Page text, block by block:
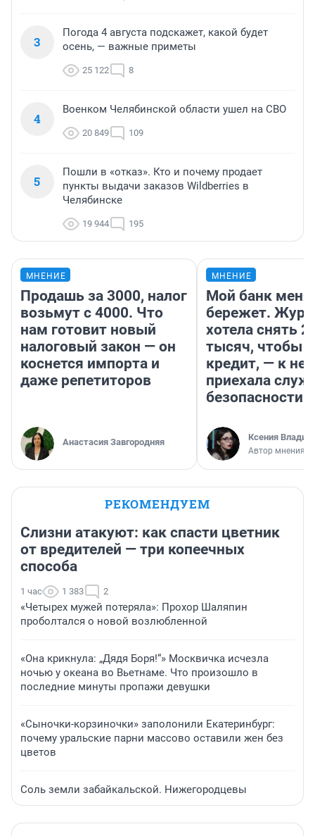
3
Погода 4 августа подскажет, какой будет
осень, — важные приметы
25 122 8
4
Военком Челябинской области ушел на СВО
20 849 109
5
Пошли в «отказ». Кто и почему продает
пункты выдачи заказов Wildberries в
Челябинске
19 944 195
МНЕНИЕ
Продашь за 3000, налог
возьмут с 4000. Что
нам готовит новый
налоговый закон — он
коснется импорта и
даже репетиторов
Анастасия Завгородняя
МНЕНИЕ
Мой банк меня
бережет.
хотела снять
тысяч, чтобы
кредит, — к
приехала
безопасности
Ксения
Автор мнения
РЕКОМЕНДУЕМ
Слизни атакуют: как спасти цветник
от вредителей — три копеечных
способа
1 час 1 383 2
«Четырех мужей потеряла»: Прохор Шаляпин
проболтался о новой возлюбленной
«Она крикнула: „Дядя Боря!“» Москвичка исчезла
ночью у океана во Вьетнаме. Что произошло в
последние минуты пропажи девушки
«Сыночки-корзиночки» заполонили Екатеринбург:
почему уральские парни массово оставили жен без
цветов
Соль земли забайкальской. Нижегородцевы